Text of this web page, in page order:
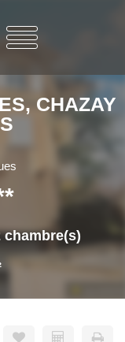
CHAZAY
chambre(s)